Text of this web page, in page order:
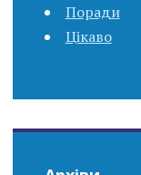
Поради
Цікаво